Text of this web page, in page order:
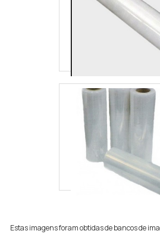
Estas imagens foram obtidas de bancos de